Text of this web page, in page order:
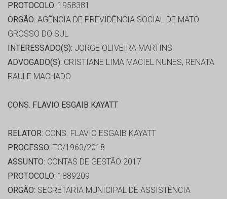
PROTOCOLO: 1958381
ORGÃO: AGÊNCIA DE PREVIDÊNCIA SOCIAL DE MATO
GROSSO DO SUL
INTERESSADO(S): JORGE OLIVEIRA MARTINS
ADVOGADO(S): CRISTIANE LIMA MACIEL NUNES, RENATA
RAULE MACHADO
CONS. FLAVIO ESGAIB KAYATT
RELATOR: CONS. FLAVIO ESGAIB KAYATT
PROCESSO: TC/1963/2018
ASSUNTO: CONTAS DE GESTÃO 2017
PROTOCOLO: 1889209
ORGÃO: SECRETARIA MUNICIPAL DE ASSISTÊNCIA